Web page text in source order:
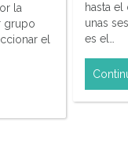
hasta
unas
es el…
la
grupo
el